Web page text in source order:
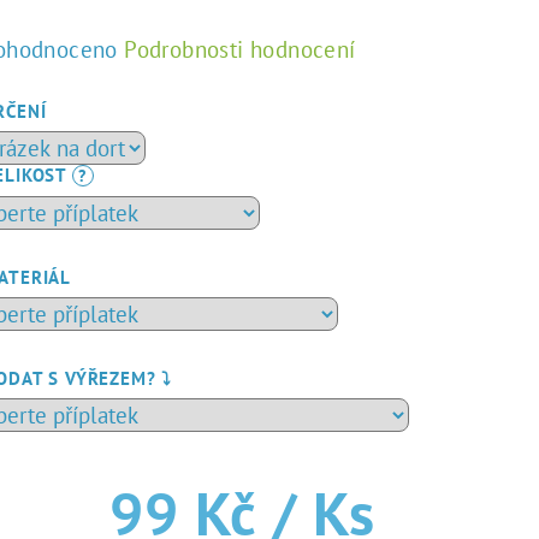
Podrobnosti hodnocení
?
S VÝŘEZEM? ⤵️
99 Kč / Ks